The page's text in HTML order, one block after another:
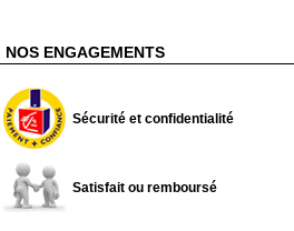
NOS ENGAGEMENTS
Sécurité et confidentialité
Satisfait ou remboursé